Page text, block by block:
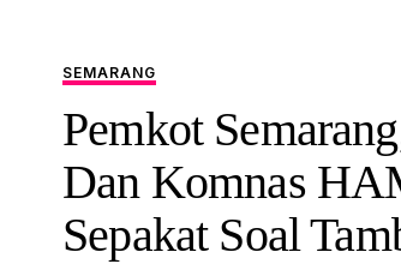
SEMARANG
Pemkot
Dan Komnas
Sepakat Soal